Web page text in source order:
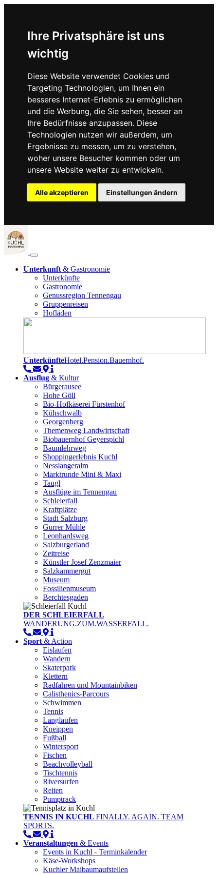
Ihre Privatsphäre ist uns
wichtig
Diese Website verwendet Cookies und
Targeting Technologien, um Ihnen ein
besseres Internet-Erlebnis zu ermöglichen
und die Werbung, die Sie sehen, besser an
Ihre Bedürfnisse anzupassen. Diese
Technologien nutzen wir außerdem, um
Ergebnisse zu messen, um zu verstehen,
woher unsere Besucher kommen oder um
unsere Website weiter zu entwickeln.
Alle akzeptieren Einstellungen ändern
Unterkunft& Gastronomie
Unterkünfte
Gastronomie
Genussregion Tennengau
Gruppenreisen
Hofläden
UnterkünfteHotel.Pension.Bauernhof.
Ausflug & Kultur
Bürgerausee
Hohe Göll
Bio-Hofkäserei Fürstenhof
Kühschwalb
Georgenberg
Themenweg Landwirtschaft
Biobauernhof Geyerspichl
Baumlehrweg
Shoppingerlebnis Kuchl
Nesslangeralm
Marktrunde Mini & Maxi
Taugl
Ausflüge im Tennengau
Schleierfall
Kraftplätze
Stadt Salzburg
Gurrer Mühle
Leonhardsweg
Salzburgerland
Zeitreise
Künstler Josef Zenzmaier
Salzkammergut
Museum
Fossilienmuseum
Berchtesgaden
DER SCHLEIERFALL
WANDERUNG.ZUM.WASSERFALL.
Sport& Action
Eislaufen
Wandern
Skaterpark
Klettern
Radfahren und Mountainbiken
Calisthenics-Parcours
Schwimmen
Tennis
Langlaufen
Kneippen
Fußball
Wintersport
Fischen
Beachvolleyball
Tischtennis
Riversurfen
Reiten
Pumptrack
TENNIS IN KUCHL FINALLY. AGAIN. TEAM
SPORTS.
Veranstaltungen & Events
Events in Kuchl - Terminkalender
Käse-Workshops
Kuchler Maibaumaufstellen